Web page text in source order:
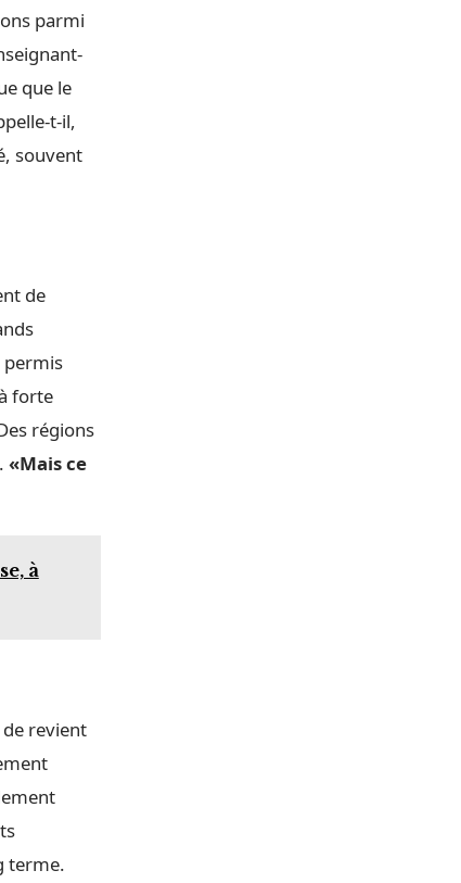
parmi
que le
t-il,
souvent
de
permis
forte
régions
«Mais ce
à
de revient
terme.